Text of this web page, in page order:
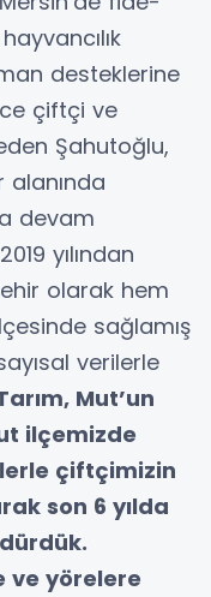
desteklerine
çiftçi ve
Şahutoğlu,
alanında
devam
yılından
olarak hem
sağlamış
verilerle
Mut’un
ilçemizde
çiftçimizin
son 6 yılda
ve yörelere